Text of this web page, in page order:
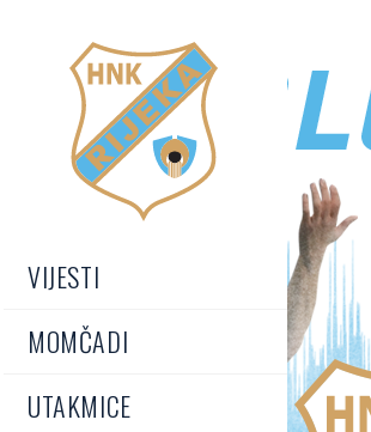
VIJESTI
MOMČADI
UTAKMICE